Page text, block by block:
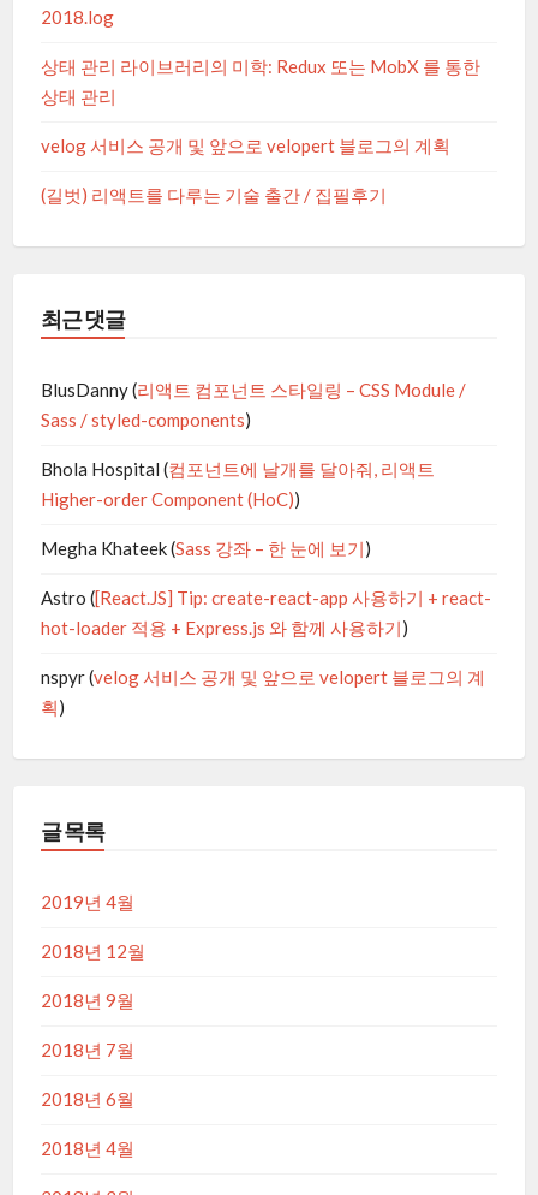
2018.log
상태 관리 라이브러리의 미학: Redux 또는 MobX 를 통한
상태 관리
velog 서비스 공개 및 앞으로 velopert 블로그의 계획
(길벗) 리액트를 다루는 기술 출간 / 집필후기
최근 댓글
BlusDanny(리액트 컴포넌트 스타일링 – CSS Module /
Sass / styled-components)
Bhola Hospital (컴포넌트에 날개를 달아줘, 리액트
Higher-order Component (HoC))
Megha Khateek(Sass 강좌 – 한 눈에 보기)
Astro ([React.JS] Tip: create-react-app 사용하기 + react-
hot-loader 적용 + Express.js 와 함께 사용하기)
nspyr(velog 서비스 공개 및 앞으로 velopert 블로그의 계
획)
글 목록
2019년 4월
2018년 12월
2018년 9월
2018년 7월
2018년 6월
2018년 4월